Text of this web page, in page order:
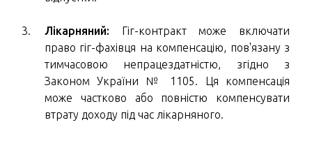
Лікарняний: Гіг-контракт може включати
право гіг-фахівця на компенсацію, пов'язану з
тимчасовою непрацездатністю, згідно з
Законом України № 1105. Ця компенсація
може частково або повністю компенсувати
втрату доходу під час лікарняного.